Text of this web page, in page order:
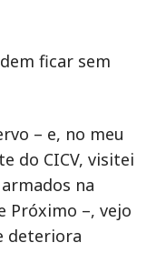
ficar sem
– e, no meu
do CICV, visitei
na
Próximo –, vejo
deteriora